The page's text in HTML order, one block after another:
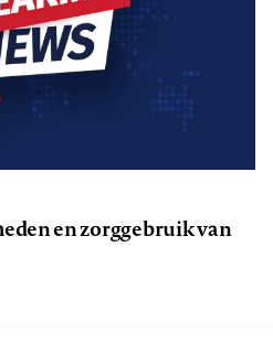
en zorggebruik van